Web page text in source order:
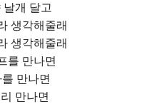
날개 달고
생각해줄래
생각해줄래
를 만나면
만나면
만나면